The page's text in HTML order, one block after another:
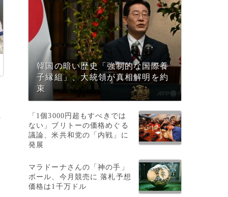
韓国の暗い歴史「強制的な国際養
子縁組」、大統領が真相解明を約
束
「1個3000円超もすべきでは
ない」ブリトーの価格めぐる
議論、米共和党の「内戦」に
発展
マラドーナさんの「神の手」
ボール、今月競売に 落札予想
価格は1千万ドル